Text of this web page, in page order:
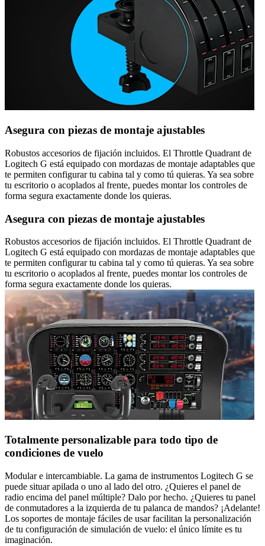
Asegura con piezas de montaje ajustables
Robustos accesorios de fijación incluidos. El Throttle Quadrant de
Logitech G está equipado con mordazas de montaje adaptables que
te permiten configurar tu cabina tal y como tú quieras. Ya sea sobre
tu escritorio o acoplados al frente, puedes montar los controles de
forma segura exactamente donde los quieras.
Asegura con piezas de montaje ajustables
Robustos accesorios de fijación incluidos. El Throttle Quadrant de
Logitech G está equipado con mordazas de montaje adaptables que
te permiten configurar tu cabina tal y como tú quieras. Ya sea sobre
tu escritorio o acoplados al frente, puedes montar los controles de
forma segura exactamente donde los quieras.
Totalmente personalizable para todo tipo de
condiciones de vuelo
Modular e intercambiable. La gama de instrumentos Logitech G se
puede situar apilada o uno al lado del otro. ¿Quieres el panel de
radio encima del panel múltiple? Dalo por hecho. ¿Quieres tu panel
de conmutadores a la izquierda de tu palanca de mandos? ¡Adelante!
Los soportes de montaje fáciles de usar facilitan la personalización
de tu configuración de simulación de vuelo: el único límite es tu
imaginación.